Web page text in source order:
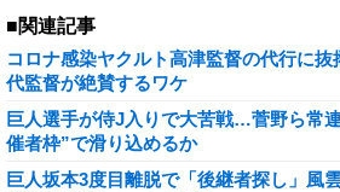
■関連記事
コロナ感染ヤクルト高津監督の代行に
代監督が絶賛するワケ
巨人選手が侍J入りで大苦戦…菅野ら常
催者枠”で滑り込めるか
巨人坂本3度目離脱で「後継者探し」風